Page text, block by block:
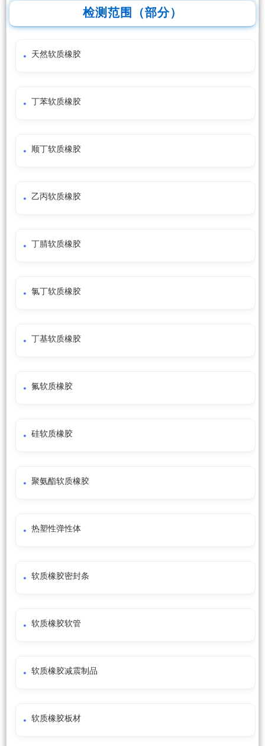
检测范围（部分）
天然软质橡胶
丁苯软质橡胶
顺丁软质橡胶
乙丙软质橡胶
丁腈软质橡胶
氯丁软质橡胶
丁基软质橡胶
氟软质橡胶
硅软质橡胶
聚氨酯软质橡胶
热塑性弹性体
软质橡胶密封条
软质橡胶软管
软质橡胶减震制品
软质橡胶板材